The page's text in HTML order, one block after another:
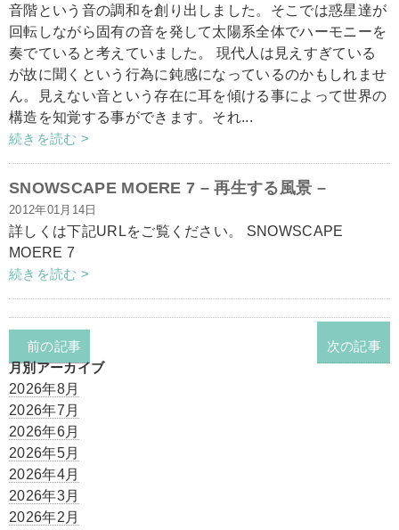
音階という音の調和を創り出しました。そこでは惑星達が
回転しながら固有の音を発して太陽系全体でハーモニーを
奏でていると考えていました。 現代人は見えすぎている
が故に聞くという行為に鈍感になっているのかもしれませ
ん。見えない音という存在に耳を傾ける事によって世界の
構造を知覚する事ができます。それ...
続きを読む >
SNOWSCAPE MOERE 7 – 再生する風景 –
2012年01月14日
詳しくは下記URLをご覧ください。 SNOWSCAPE
MOERE 7
続きを読む >
前の記事
次の記事
月別アーカイブ
2026年8月
2026年7月
2026年6月
2026年5月
2026年4月
2026年3月
2026年2月